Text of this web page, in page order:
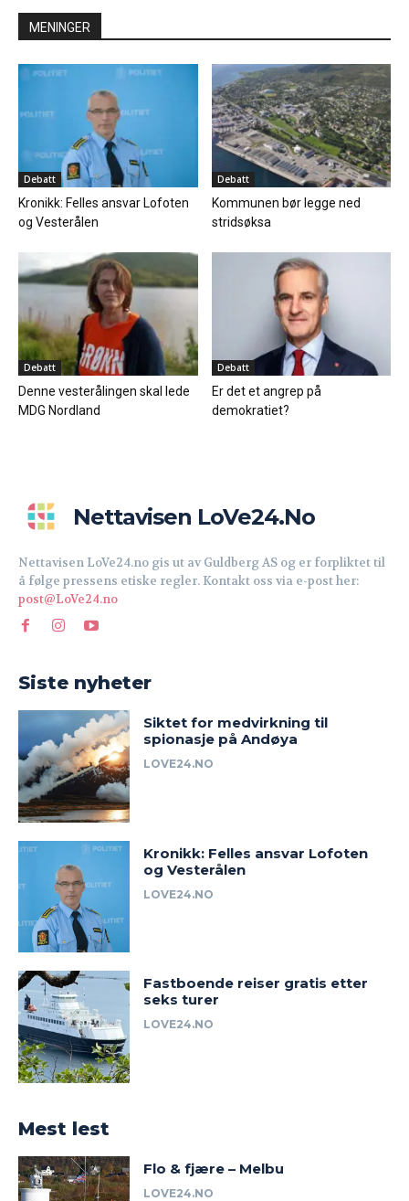
MENINGER
Debatt
Kronikk: Felles ansvar Lofoten
og Vesterålen
Debatt
Kommunen bør legge ned
stridsøksa
Debatt
Denne vesterålingen skal lede
MDG Nordland
Debatt
Er det et angrep på
demokratiet?
Nettavisen LoVe24.no
Nettavisen LoVe24.no gis ut av Guldberg AS og er forpliktet til
å følge pressens etiske regler. Kontakt oss via e-post her:
post@LoVe24.no
Siste nyheter
Siktet for medvirkning til
spionasje på Andøya
LOVE24.NO
Kronikk: Felles ansvar Lofoten
og Vesterålen
LOVE24.NO
Fastboende reiser gratis etter
seks turer
LOVE24.NO
Mest lest
Flo & fjære – Melbu
LOVE24.NO